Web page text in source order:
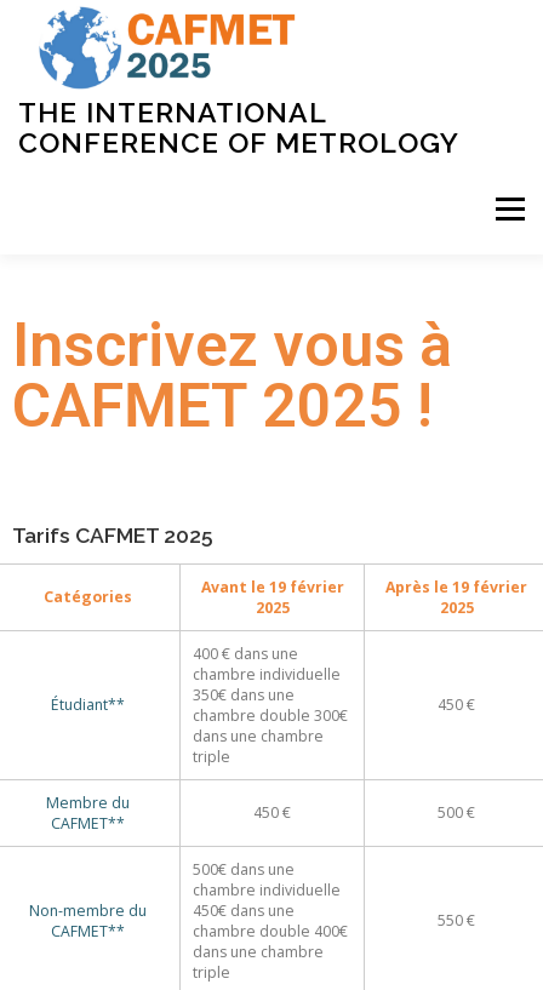
THE INTERNATIONAL
CONFERENCE OF METROLOGY
Menu
INSCRIPTION LIEU PARTENAIRES
Inscrivez vous à
CAFMET 2025 !
Tarifs CAFMET 2025
Catégories
Avant le 19 février
2025
Après le 19 février
2025
Étudiant**
400 € dans une
chambre individuelle
350€ dans une
chambre double 300€
dans une chambre
triple
450 €
Membre du
CAFMET**
450 € 500 €
Non-membre du
CAFMET**
500€ dans une
chambre individuelle
450€ dans une
chambre double 400€
dans une chambre
triple
550 €